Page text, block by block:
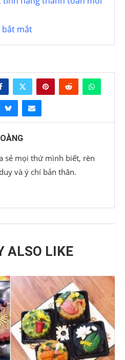
bắt mắt
sẻ mọi thứ mình biết, rèn
và ý chí bản thân.
ALSO LIKE